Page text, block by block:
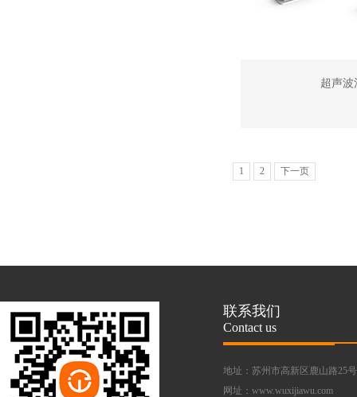
超声波
1 2 下一页
联系我们
Contact us
地址：苏州市高新区鹿山路25
网址：www.wuxijiawu.com